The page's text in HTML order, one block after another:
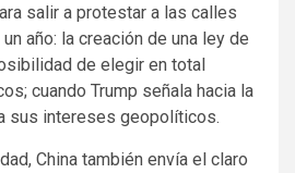
salir a protestar a las calles
año: la creación de una ley de
de elegir en total
cuando Trump señala hacia la
sus intereses geopolíticos.
China también envía el claro